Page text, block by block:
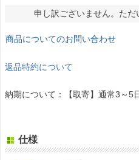
申し訳ございません。ただ
商品についてのお問い合わせ
返品特約について
納期について：【取寄】通常3～5
仕様